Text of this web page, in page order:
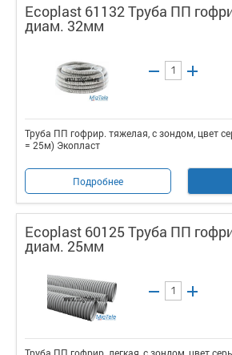
Ecoplast 61132 Труба ПП
диам. 32мм
Труба ПП гофрир. тяжелая, с зондом, цвет
= 25м) Экопласт
Подробнее
Ecoplast 60125 Труба ПП
диам. 25мм